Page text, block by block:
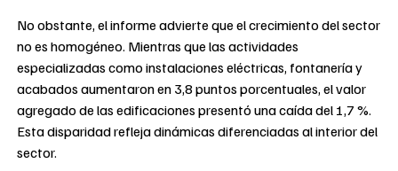
No obstante, el informe advierte que el crecimiento del sector
no es homogéneo. Mientras que las actividades
especializadas como instalaciones eléctricas, fontanería y
acabados aumentaron en 3,8 puntos porcentuales, el valor
agregado de las edificaciones presentó una caída del 1,7 %.
Esta disparidad refleja dinámicas diferenciadas al interior del
sector.